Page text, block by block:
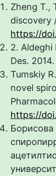
Zheng T.,
discovery
https://
2.
Des.
Tumskiy
novel
https://